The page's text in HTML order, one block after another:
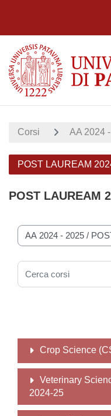
Corsi AA 2024
POST LAUREAM
POST LAUREAM
Categorie di corso
Cerca corsi
Crop Science
Veterinary
2024-25